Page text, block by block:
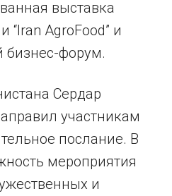
выставка
“Iran AgroFood” и
бизнес-форум.
Сердар
участникам
послание. В
мероприятия
и